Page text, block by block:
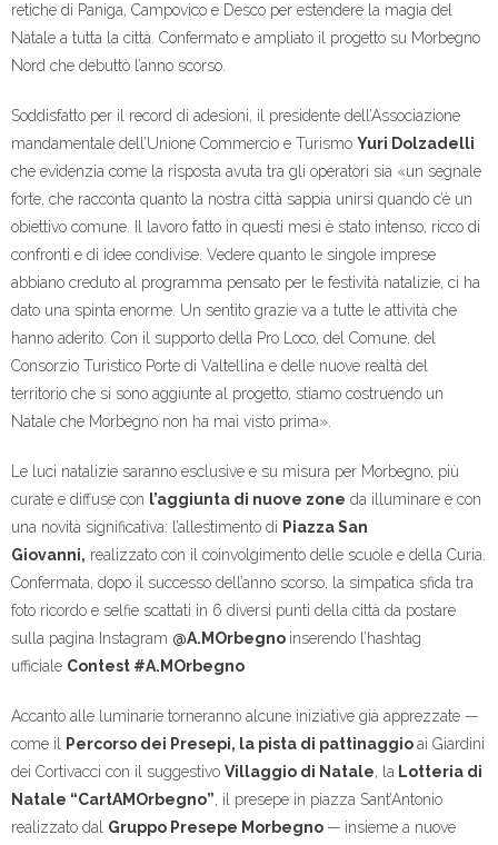
retiche di Paniga, Campovico e Desco per estendere la magia del
Natale a tutta la città. Confermato e ampliato il progetto su Morbegno
Nord che debuttò l’anno scorso.
Soddisfatto per il record di adesioni, il presidente dell’Associazione
mandamentale dell’Unione Commercio e Turismo Yuri Dolzadelli
che evidenzia come la risposta avuta tra gli operatori sia «un segnale
forte, che racconta quanto la nostra città sappia unirsi quando c’è un
obiettivo comune. Il lavoro fatto in questi mesi è stato intenso, ricco di
confronti e di idee condivise. Vedere quanto le singole imprese
abbiano creduto al programma pensato per le festività natalizie, ci ha
dato una spinta enorme. Un sentito grazie va a tutte le attività che
hanno aderito. Con il supporto della Pro Loco, del Comune, del
Consorzio Turistico Porte di Valtellina e delle nuove realtà del
territorio che si sono aggiunte al progetto, stiamo costruendo un
Natale che Morbegno non ha mai visto prima».
Le luci natalizie saranno esclusive e su misura per Morbegno, più
curate e diffuse con l’aggiunta di nuove zone da illuminare e con
una novità significativa: l’allestimento di Piazza San
Giovanni, realizzato con il coinvolgimento delle scuole e della Curia.
Confermata, dopo il successo dell’anno scorso, la simpatica sfida tra
foto ricordo e selfie scattati in 6 diversi punti della città da postare
sulla pagina Instagram @A.MOrbegno inserendo l’hashtag
ufficiale Contest #A.MOrbegno
Accanto alle luminarie torneranno alcune iniziative già apprezzate —
come il
Percorso dei Presepi, la pista di pattinaggioai Giardini
dei Cortivacci con il suggestivo Villaggio di Natale , la Lotteria di
Natale “CartAMOrbegno” , il presepe in piazza Sant’Antonio
realizzato dal Gruppo Presepe Morbegno — insieme a nuove